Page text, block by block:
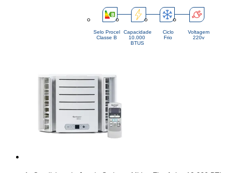
Selo Procel
Classe B
Capacidade
10.000
BTUS
Ciclo
Frio
Voltagem
220v